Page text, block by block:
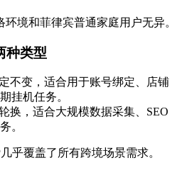
境和菲律宾普通家庭用户无异。
种类型
不变，适合用于账号绑定、店铺
挂机任务。
换，适合大规模数据采集、SEO
。
乎覆盖了所有跨境场景需求。